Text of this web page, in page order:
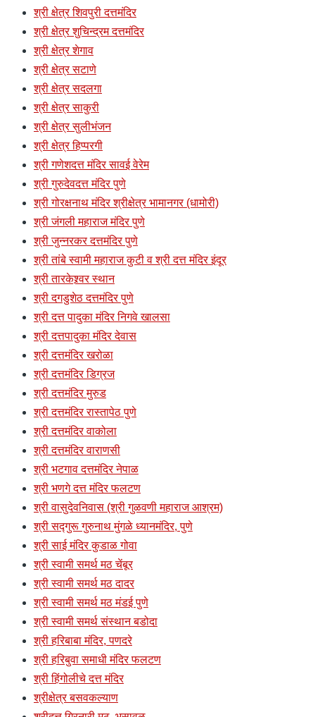
श्री क्षेत्र शिवपुरी दत्तमंदिर
श्री क्षेत्र शुचिन्द्रम दत्तमंदिर
श्री क्षेत्र शेगाव
श्री क्षेत्र सटाणे
श्री क्षेत्र सदलगा
श्री क्षेत्र साकुरी
श्री क्षेत्र सुलीभंजन
श्री क्षेत्र हिप्परगी
श्री गणेशदत्त मंदिर सावई वेरेम
श्री गुरुदेवदत्त मंदिर पुणे
श्री गोरक्षनाथ मंदिर श्रीक्षेत्र भामानगर (धामोरी)
श्री जंगली महाराज मंदिर पुणे
श्री जुन्नरकर दत्तमंदिर पुणे
श्री तांबे स्वामी महाराज कुटी व श्री दत्त मंदिर इंदूर
श्री तारकेश्र्वर स्थान
श्री दगडुशेठ दत्तमंदिर पुणे
श्री दत्त पादुका मंदिर निगवे खालसा
श्री दत्तपादुका मंदिर देवास
श्री दत्तमंदिर खरोळा
श्री दत्तमंदिर डिग्रज
श्री दत्तमंदिर मुरुड
श्री दत्तमंदिर रास्तापेठ पुणे
श्री दत्तमंदिर वाकोला
श्री दत्तमंदिर वाराणसी
श्री भटगाव दत्तमंदिर नेपाळ
श्री भणगे दत्त मंदिर फलटण
श्री वासुदेवनिवास (श्री गुळवणी महाराज आश्रम)
श्री सद्गुरू गुरुनाथ मुंगळे ध्यानमंदिर, पुणे
श्री साई मंदिर कुडाळ गोवा
श्री स्वामी समर्थ मठ चेंबूर
श्री स्वामी समर्थ मठ दादर
श्री स्वामी समर्थ मठ मंडई पुणे
श्री स्वामी समर्थ संस्थान बडोदा
श्री हरिबाबा मंदिर, पणदरे
श्री हरिबुवा समाधी मंदिर फलटण
श्री हिंगोलीचे दत्त मंदिर
श्रीक्षेत्र बसवकल्याण